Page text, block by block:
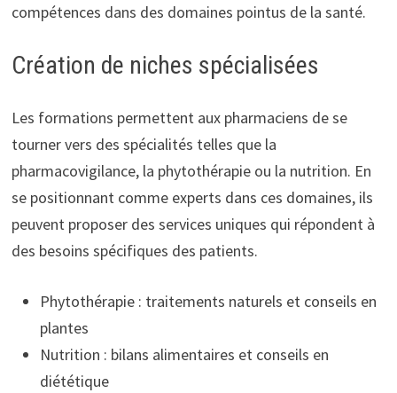
compétences dans des domaines pointus de la santé.
Création de niches spécialisées
Les formations permettent aux pharmaciens de se
tourner vers des spécialités telles que la
pharmacovigilance, la phytothérapie ou la nutrition. En
se positionnant comme experts dans ces domaines, ils
peuvent proposer des services uniques qui répondent à
des besoins spécifiques des patients.
Phytothérapie : traitements naturels et conseils en
plantes
Nutrition : bilans alimentaires et conseils en
diététique